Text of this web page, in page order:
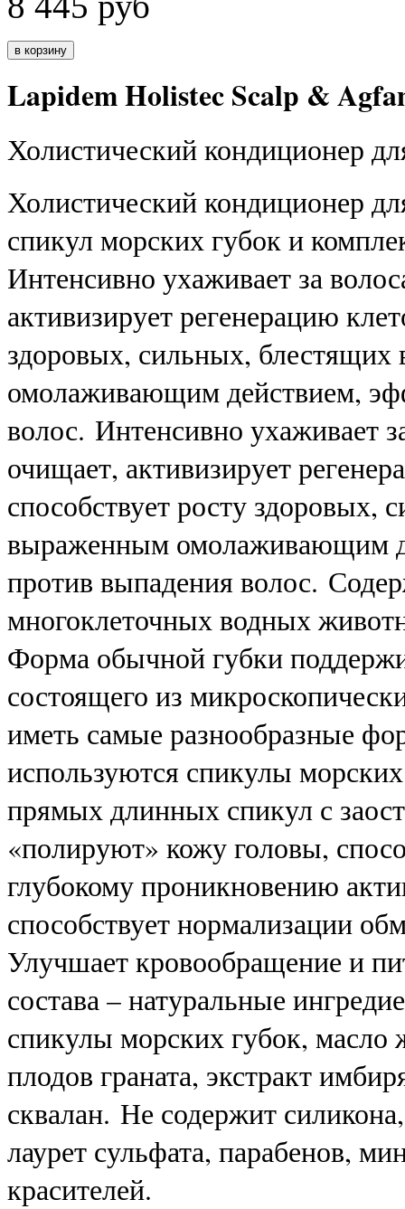
Lapidem Holistec Scalp &
Холистический кондиционер
Холистический кондиционер
спикул морских губок и
Интенсивно ухаживает за
активизирует регенерацию
здоровых, сильных,
омолаживающим действием,
волос. Интенсивно ухаживает
очищает, активизирует
способствует росту здоровых,
выраженным омолаживающим
против выпадения волос.
многоклеточных водных
Форма обычной губки
состоящего из
иметь самые разнообразные
используются спикулы
прямых длинных спикул с
«полируют» кожу головы,
глубокому проникновению
способствует нормализации
Улучшает кровообращение и
состава – натуральные
спикулы морских губок, масло
плодов граната, экстракт
сквалан. Не содержит
лаурет сульфата, парабенов,
красителей.